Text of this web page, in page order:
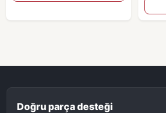
Doğru parça desteği